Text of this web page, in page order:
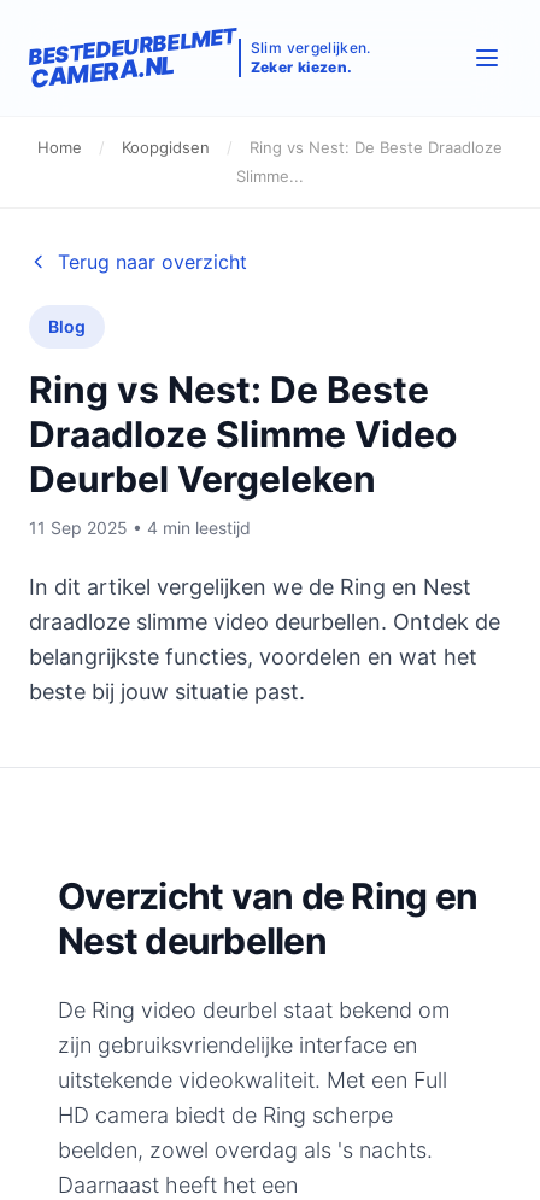
BESTEDEURBELMET
CAMERA.NL
Slim vergelijken.
Zeker kiezen.
Home / Koopgidsen /
Ring vs Nest: De Beste Draadloze
Slimme...
Terug naar overzicht
Blog
Ring vs Nest: De Beste
Draadloze Slimme Video
Deurbel Vergeleken
11 Sep 2025 • 4 min leestijd
In dit artikel vergelijken we de Ring en Nest
draadloze slimme video deurbellen. Ontdek de
belangrijkste functies, voordelen en wat het
beste bij jouw situatie past.
Overzicht van de Ring en
Nest deurbellen
De Ring video deurbel staat bekend om
zijn gebruiksvriendelijke interface en
uitstekende videokwaliteit. Met een Full
HD camera biedt de Ring scherpe
beelden, zowel overdag als 's nachts.
Daarnaast heeft het een